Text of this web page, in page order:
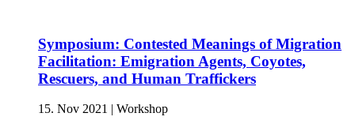
Symposium: Contested Meanings of Migration
Facilitation: Emigration Agents, Coyotes,
Rescuers, and Human Traffickers
15. Nov 2021 | Workshop